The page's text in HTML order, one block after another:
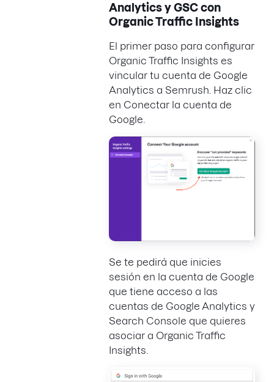
Analytics y GSC con
Organic Traffic Insights
El primer paso para configurar
Organic Traffic Insights es
vincular tu cuenta de Google
Analytics a Semrush. Haz clic
en Conectar la cuenta de
Google.
Se te pedirá que inicies
sesión en la cuenta de Google
que tiene acceso a las
cuentas de Google Analytics y
Search Console que quieres
asociar a Organic Traffic
Insights.